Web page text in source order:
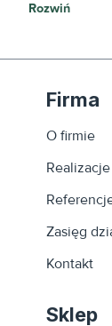
Rozwiń
Firma
O firmie
Realizacje
Zasięg
Kontakt
Sklep